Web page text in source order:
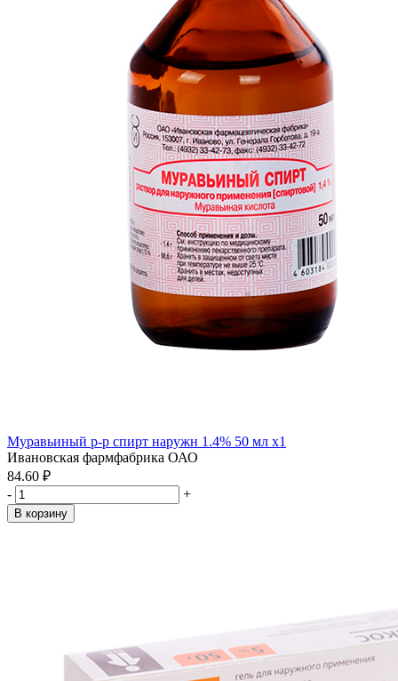
Муравьиный р-р спирт наружн 1.4% 50 мл x1
Ивановская фармфабрика ОАО
84.60 ₽
-
+
В корзину